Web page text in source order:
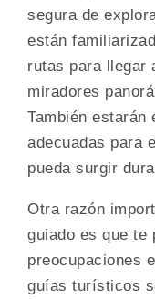
segura de
están
rutas para llegar
miradores
También estarán
adecuadas para
pueda surgir
Otra razón
guiado es que te
preocupaciones
guías turísticos